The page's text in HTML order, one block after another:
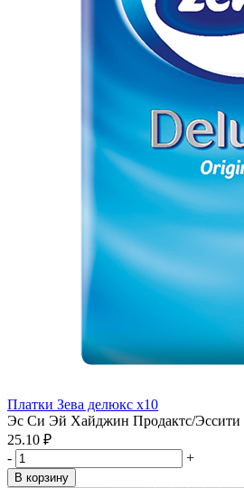
Платки Зева делюкс х10
Эс Си Эй Хайджин Продактс/
25.10 ₽
-
+
В корзину